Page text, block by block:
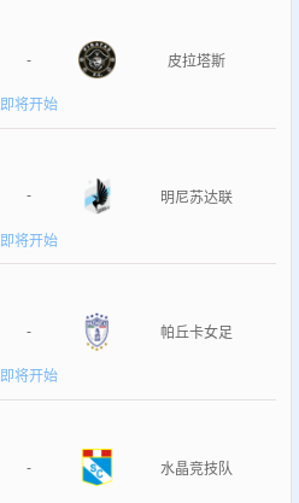
- 皮拉塔斯
即将开始
- 明尼苏达联
即将开始
- 帕丘卡女足
即将开始
- 水晶竞技队